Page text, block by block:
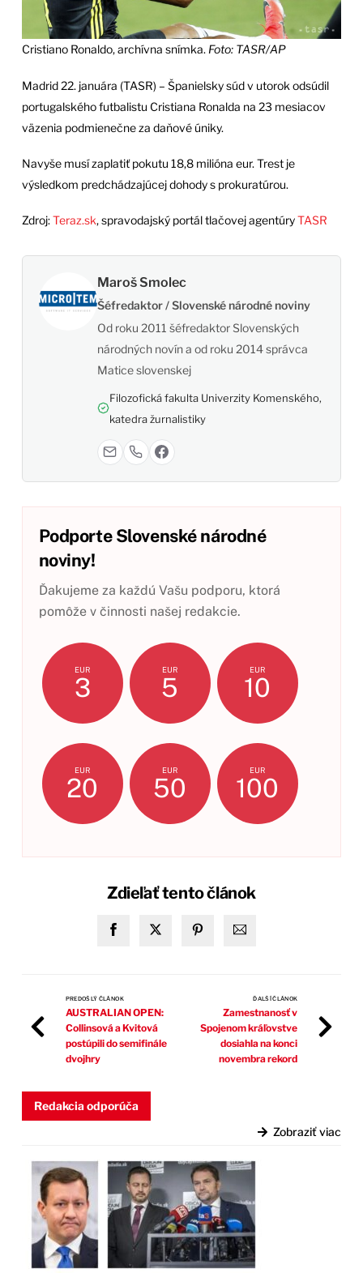
Cristiano Ronaldo, archívna snímka. Foto: TASR/AP
Madrid 22. januára (TASR) – Španielsky súd v utorok odsúdil
portugalského futbalistu Cristiana Ronalda na 23 mesiacov
väzenia podmienečne za daňové úniky.
Navyše musí zaplatiť pokutu 18,8 milióna eur. Trest je
výsledkom predchádzajúcej dohody s prokuratúrou.
Zdroj:Teraz.sk, spravodajský portál tlačovej agentúryTASR
Maroš Smolec
Šéfredaktor / Slovenské národné noviny
Od roku 2011 šéfredaktor Slovenských
národných novín a od roku 2014 správca
Matice slovenskej
Filozofická fakulta Univerzity Komenského,
katedra žurnalistiky
Podporte Slovenské národné
noviny!
Ďakujeme za každú Vašu podporu, ktorá
pomôže v činnosti našej redakcie.
EUR
3
EUR
5
EUR
10
EUR
20
EUR
50
EUR
100
Zdieľať tento článok
PREDOŠLÝ ČLÁNOK
AUSTRALIAN OPEN:
Collinsová a Kvitová
postúpili do semifinále
dvojhry
ĎALŠÍ ČLÁNOK
Zamestnanosť v
Spojenom kráľovstve
dosiahla na konci
novembra rekord
Redakcia odporúča
Zobraziť viac